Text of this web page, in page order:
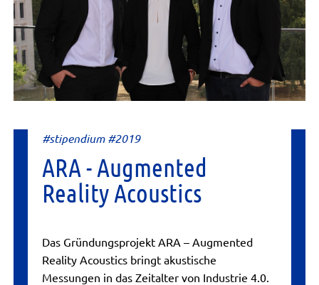
#stipendium #2019
ARA - Augmented
Reality Acoustics
Das Gründungsprojekt ARA – Augmented
Reality Acoustics bringt akustische
Messungen in das Zeitalter von Industrie 4.0.